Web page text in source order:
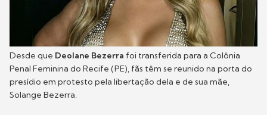
Desde que Deolane Bezerra foi transferida para a Colônia
Penal Feminina do Recife (PE), fãs têm se reunido na porta do
presídio em protesto pela libertação dela e de sua mãe,
Solange Bezerra.